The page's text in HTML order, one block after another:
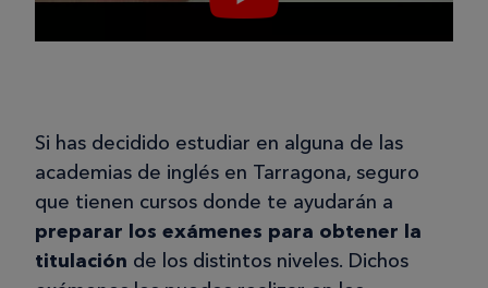
Si has decidido estudiar en alguna de las
academias de inglés en Tarragona, seguro
que tienen cursos donde te ayudarán a
preparar los exámenes para obtener la
titulación de los distintos niveles. Dichos